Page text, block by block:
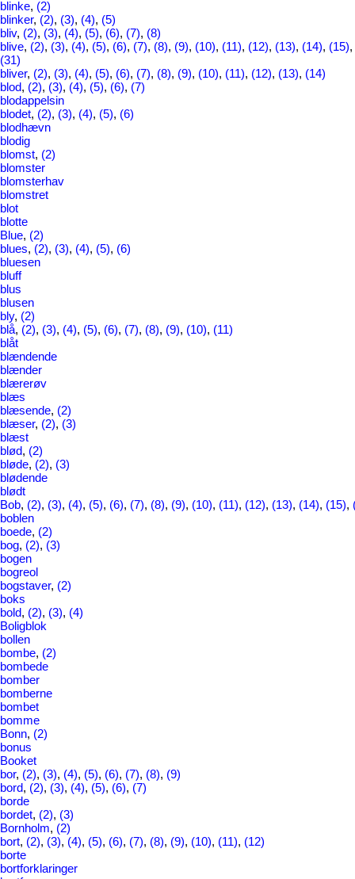
blinke, (2)
blinker, (2), (3), (4), (5)
bliv, (2), (3), (4), (5), (6), (7), (8)
blive, (2), (3), (4), (5), (6), (7), (8), (9), (10), (11), (12), (13), (14), (15),
(31)
bliver, (2), (3), (4), (5), (6), (7), (8), (9), (10), (11), (12), (13), (14)
blod, (2), (3), (4), (5), (6), (7)
blodappelsin
blodet, (2), (3), (4), (5), (6)
blodhævn
blodig
blomst, (2)
blomster
blomsterhav
blomstret
blot
blotte
Blue, (2)
blues, (2), (3), (4), (5), (6)
bluesen
bluff
blus
blusen
bly, (2)
blå, (2), (3), (4), (5), (6), (7), (8), (9), (10), (11)
blåt
blændende
blænder
blærerøv
blæs
blæsende, (2)
blæser, (2), (3)
blæst
blød, (2)
bløde, (2), (3)
blødende
blødt
Bob, (2), (3), (4), (5), (6), (7), (8), (9), (10), (11), (12), (13), (14), (15),
boblen
boede, (2)
bog, (2), (3)
bogen
bogreol
bogstaver, (2)
boks
bold, (2), (3), (4)
Boligblok
bollen
bombe, (2)
bombede
bomber
bomberne
bombet
bomme
Bonn, (2)
bonus
Booket
bor, (2), (3), (4), (5), (6), (7), (8), (9)
bord, (2), (3), (4), (5), (6), (7)
borde
bordet, (2), (3)
Bornholm, (2)
bort, (2), (3), (4), (5), (6), (7), (8), (9), (10), (11), (12)
borte
bortforklaringer